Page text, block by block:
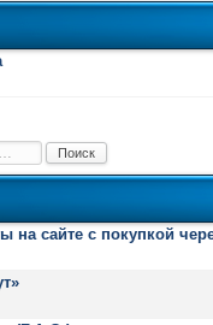
на сайте с покупкой